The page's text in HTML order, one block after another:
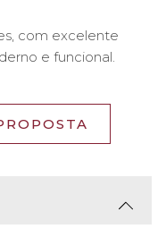
com excelente
e funcional.